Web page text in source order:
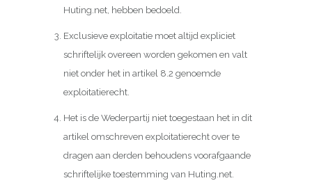
Huting.net, hebben bedoeld.
Exclusieve exploitatie moet altijd expliciet
schriftelijk overeen worden gekomen en valt
niet onder het in artikel 8.2 genoemde
exploitatierecht.
Het is de Wederpartij niet toegestaan het in dit
artikel omschreven exploitatierecht over te
dragen aan derden behoudens voorafgaande
schriftelijke toestemming van Huting.net.